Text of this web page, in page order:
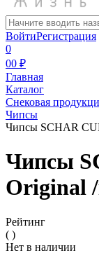
ВойтиРегистрация
0
00 ₽
Главная
Каталог
Снековая
Чипсы
Чипсы SCHAR
Чипсы
Original
Рейтинг
( )
Нет в наличии